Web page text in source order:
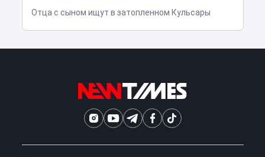
Отца с сыном ищут в затопленном Кульсары